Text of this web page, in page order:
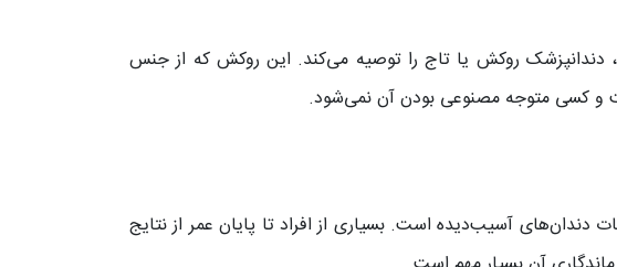
دندانپزشک روکش یا تاج را توصیه می‌کند. این روکش که از جنس
و کسی متوجه مصنوعی بودن آن نمی‌شود.
آسیب‌دیده است. بسیاری از افراد تا پایان عمر از نتایج